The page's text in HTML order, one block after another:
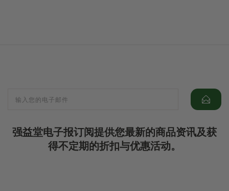
强益堂电子报订阅提供您最新的商品资讯及获
得不定期的折扣与优惠活动。